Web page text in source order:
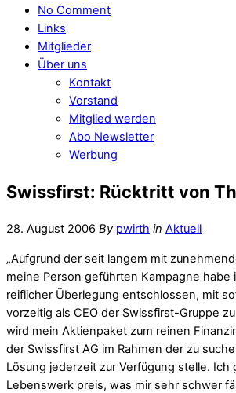
No Comment
Links
Mitglieder
Über uns
Kontakt
Vorstand
Mitglied werden
Abo Newsletter
Werbung
Swissfirst: Rücktritt von
28. August 2006 By pwirth in Aktuell
„Aufgrund der seit langem mit
meine Person geführten Kampagne habe
reiflicher Überlegung entschlossen, mit
vorzeitig als CEO der Swissfirst-Gruppe
wird mein Aktienpaket zum reinen
der Swissfirst AG im Rahmen der zu
Lösung jederzeit zur Verfügung stelle. Ich
Lebenswerk preis, was mir sehr schwer